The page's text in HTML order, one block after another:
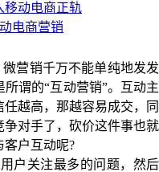
移动电商正轨
电商营销
营销千万不能单纯地发发
谓的“互动营销”。互动主
越高，那越容易成交，同
对手了，砍价这件事也就
户互动呢?
户关注最多的问题，然后